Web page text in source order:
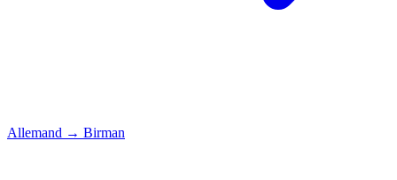
Allemand → Birman